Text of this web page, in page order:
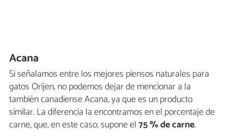
Acana
Si señalamos entre los mejores piensos naturales para
gatos Orijen, no podemos dejar de mencionar a la
también canadiense Acana, ya que es un producto
similar. La diferencia la encontramos en el porcentaje de
carne, que, en este caso, supone el75 % de carne.